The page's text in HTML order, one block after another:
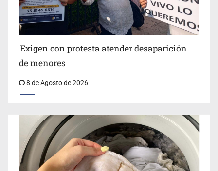
Exigen con protesta atender desaparición
de menores
8 de Agosto de 2026